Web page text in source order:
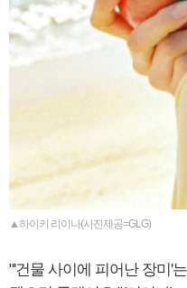
▲하이키 리이나(사진제공=GLG)
"'건물 사이에 피어난 장미'